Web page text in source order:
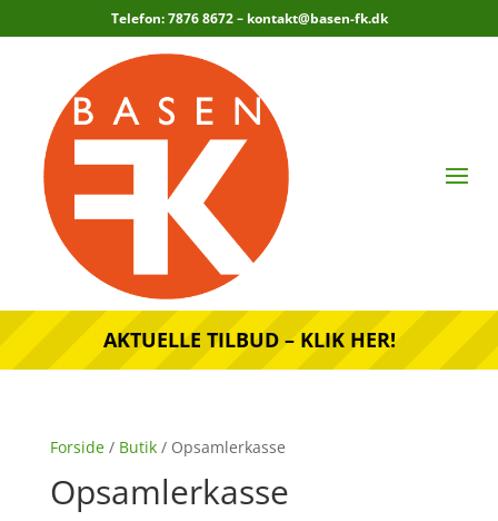
Telefon: 7876 8672 – kontakt@basen-fk.dk
AKTUELLE TILBUD – KLIK HER!
Forside/ Butik/ Opsamlerkasse
Opsamlerkasse